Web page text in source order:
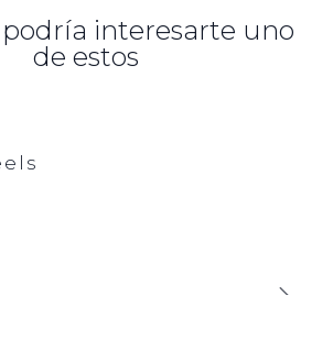
interesarte uno
de estos